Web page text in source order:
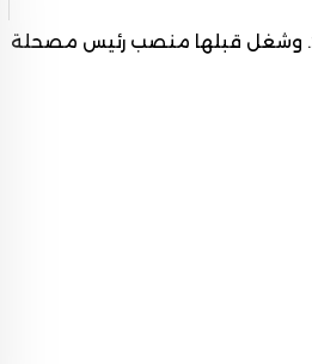
المدير الإداري والمالي المساعد بوزارة المياه والصرف الصحي منذ سبتمبر 2022. وشغل قبلها منصب رئيس مصحلة